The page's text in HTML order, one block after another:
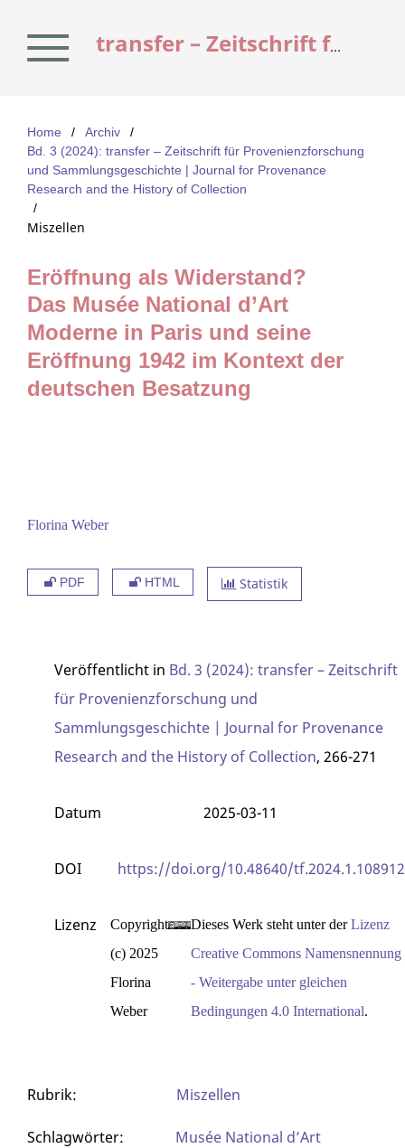
transfer – Zeitschrift für Provenienzforschung und Sammlungsgeschichte | Journal for Provenance Research and the History of Collection
Home / Archiv
/
Bd. 3 (2024): transfer – Zeitschrift für Provenienzforschung
und Sammlungsgeschichte | Journal for Provenance
Research and the History of Collection
/
Miszellen
Eröffnung als Widerstand?
Das Musée National d’Art
Moderne in Paris und seine
Eröffnung 1942 im Kontext der
deutschen Besatzung
Florina Weber
PDF HTML Statistik
Veröffentlicht in Bd. 3 (2024): transfer – Zeitschrift
für Provenienzforschung und
Sammlungsgeschichte | Journal for Provenance
Research and the History of Collection, 266-271
Datum 2025-03-11
DOI https://doi.org/10.48640/tf.2024.1.108912
Lizenz
Copyright
(c) 2025
Florina
Weber
Dieses Werk steht unter derLizenz
Creative Commons Namensnennung
- Weitergabe unter gleichen
Bedingungen 4.0 International.
Rubrik: Miszellen
Schlagwörter:
Musée National d’Art